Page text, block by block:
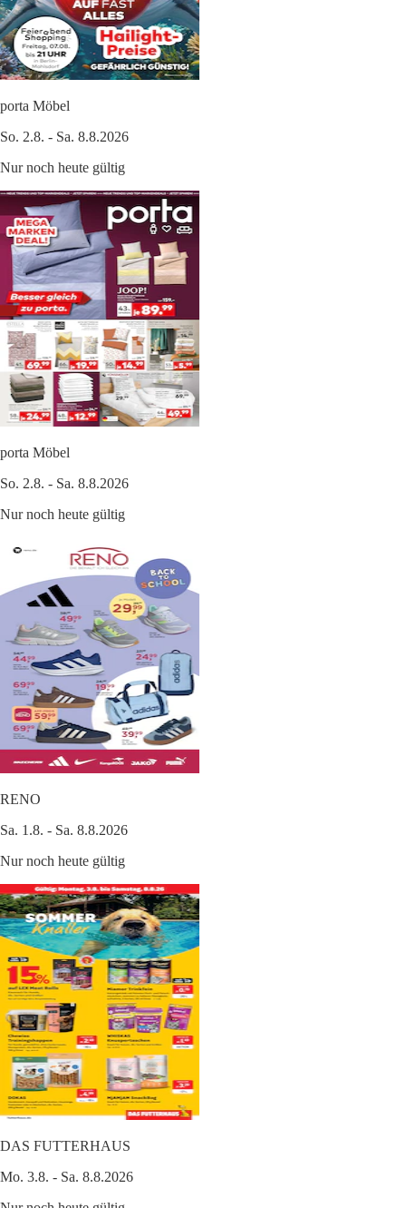
porta Möbel
So. 2.8. - Sa. 8.8.2026
Nur noch heute gültig
porta Möbel
So. 2.8. - Sa. 8.8.2026
Nur noch heute gültig
RENO
Sa. 1.8. - Sa. 8.8.2026
Nur noch heute gültig
DAS FUTTERHAUS
Mo. 3.8. - Sa. 8.8.2026